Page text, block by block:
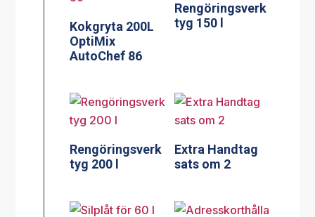
Kokgryta 200L
OptiMix
AutoChef 86
Rengöringsverk
tyg 150 l
Rengöringsverk
tyg 200 l
Extra Handtag
sats om 2